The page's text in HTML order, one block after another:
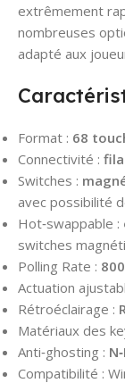
extrêmement
nombreuses
adapté aux
Format : 68
Connectivité :
Switches :
avec possibilité
Hot‑swappable :
switches
Polling Rate :
Actuation
Rétroéclairage :
Matériaux des
Anti‑ghosting :
Compatibilité :